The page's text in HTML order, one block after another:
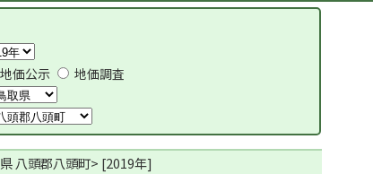
地価公示
地価調査
八頭郡八頭町> [2019年]